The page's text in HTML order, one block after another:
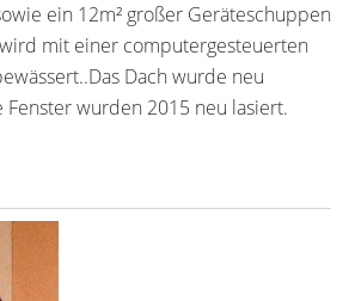
ein 12m² großer Geräteschuppen
mit einer computergesteuerten
Dach wurde neu
wurden 2015 neu lasiert.